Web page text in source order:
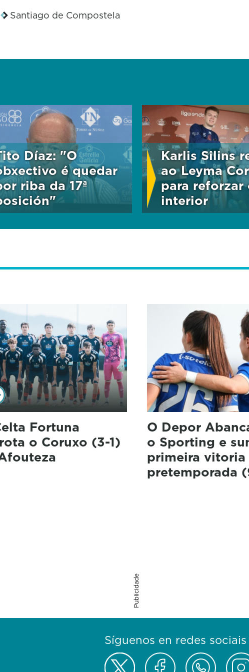
Santiago de Compostela
Díaz: "O
é quedar
riba da 17ª
Karlis Silins
ao Leyma
para reforzar
interior
Fortuna
o Coruxo (3-1)
O Depor
o Sporting e
primeira vitoria
pretemporada
Publicidade
Síguenos en redes sociais